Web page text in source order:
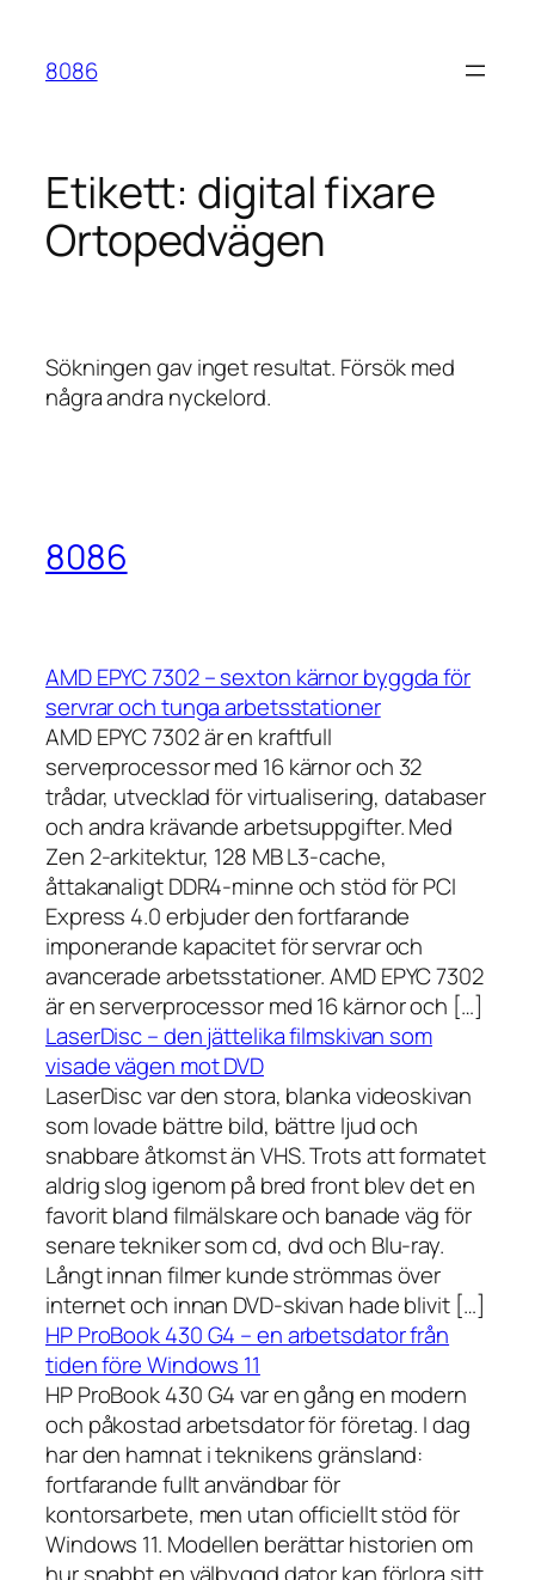
innehåll
8086
Etikett: digital fixare
Ortopedvägen
Sökningen gav inget resultat. Försök med
några andra nyckelord.
8086
AMD EPYC 7302 – sexton kärnor byggda för
servrar och tunga arbetsstationer
AMD EPYC 7302 är en kraftfull
serverprocessor med 16 kärnor och 32
trådar, utvecklad för virtualisering, databaser
och andra krävande arbetsuppgifter. Med
Zen 2-arkitektur, 128 MB L3-cache,
åttakanaligt DDR4-minne och stöd för PCI
Express 4.0 erbjuder den fortfarande
imponerande kapacitet för servrar och
avancerade arbetsstationer. AMD EPYC 7302
är en serverprocessor med 16 kärnor och […]
LaserDisc – den jättelika filmskivan som
visade vägen mot DVD
LaserDisc var den stora, blanka videoskivan
som lovade bättre bild, bättre ljud och
snabbare åtkomst än VHS. Trots att formatet
aldrig slog igenom på bred front blev det en
favorit bland filmälskare och banade väg för
senare tekniker som cd, dvd och Blu-ray.
Långt innan filmer kunde strömmas över
internet och innan DVD-skivan hade blivit […]
HP ProBook 430 G4 – en arbetsdator från
tiden före Windows 11
HP ProBook 430 G4 var en gång en modern
och påkostad arbetsdator för företag. I dag
har den hamnat i teknikens gränsland:
fortfarande fullt användbar för
kontorsarbete, men utan officiellt stöd för
Windows 11. Modellen berättar historien om